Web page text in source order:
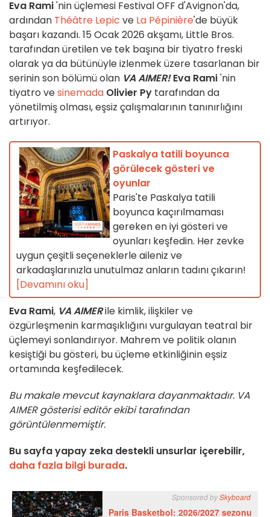
Eva Rami'nin üçlemesi Festival OFF d'Avignon'da,
ardından Théâtre Lepic ve La Pépinière'de büyük
başarı kazandı. 15 Ocak 2026 akşamı, Little Bros.
tarafından üretilen ve tek başına bir tiyatro freski
olarak ya da bütünüyle izlenmek üzere tasarlanan bir
serinin son bölümü olan VA AIMER! Eva Rami'nin
tiyatro vesinemada Olivier Py tarafından da
yönetilmiş olması, eşsiz çalışmalarının tanınırlığını
artırıyor.
Paskalya tatili boyunca
görülecek gösteri ve
oyunlar
Paris'te Paskalya tatili
boyunca kaçırılmaması
gereken en iyi gösteri ve
oyunları keşfedin. Her zevke
uygun çeşitli seçeneklerle aileniz ve
arkadaşlarınızla unutulmaz anların tadını çıkarın!
[Devamını oku]
Eva Rami, VA AIMERile kimlik, ilişkiler ve
özgürleşmenin karmaşıklığını vurgulayan teatral bir
üçlemeyi sonlandırıyor. Mahrem ve politik olanın
kesiştiği bu gösteri, bu üçleme etkinliğinin eşsiz
ortamında keşfedilecek.
Bu makale mevcut kaynaklara dayanmaktadır. VA
AIMER gösterisi editör ekibi tarafından
görüntülenmemiştir.
Bu sayfa yapay zeka destekli unsurlar içerebilir,
daha fazla bilgi burada.